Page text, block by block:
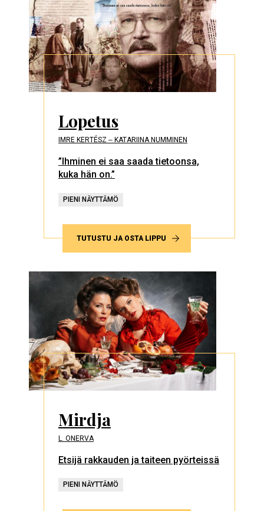
Lopetus
IMRE KERTÉSZ ‒ KATARIINA NUMMINEN
”Ihminen ei saa saada tietoonsa,
kuka hän on.”
PIENI NÄYTTÄMÖ
TUTUSTU JA OSTA LIPPU
Mirdja
L. ONERVA
Etsijä rakkauden ja taiteen pyörteissä
PIENI NÄYTTÄMÖ